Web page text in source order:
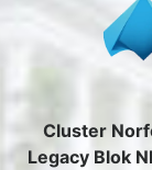
Cluster
Legacy Blok